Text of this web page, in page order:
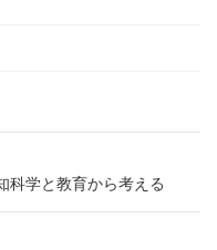
学と教育から考える